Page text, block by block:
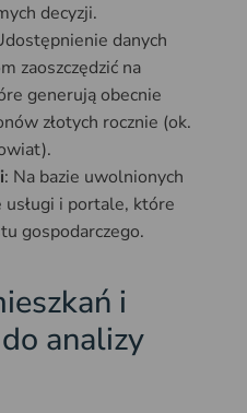
decyzji.
danych
zaoszczędzić na
generują obecnie
złotych rocznie (ok.
: Na bazie uwolnionych
i portale, które
gospodarczego.
i
analizy